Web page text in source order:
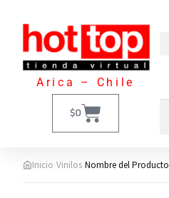
Arica – Chile
$0
Inicio›Vinilos›Nombre del Producto